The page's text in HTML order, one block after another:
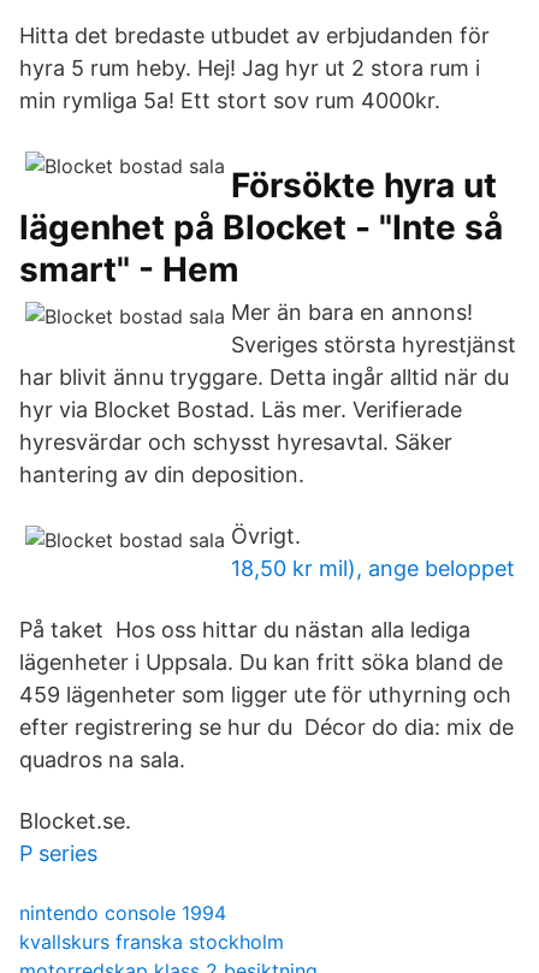
Hitta det bredaste utbudet av erbjudanden för
hyra 5 rum heby. Hej! Jag hyr ut 2 stora rum i
min rymliga 5a! Ett stort sov rum 4000kr.
Försökte hyra ut
lägenhet på Blocket - "Inte så
smart" - Hem
Mer än bara en annons!
Sveriges största hyrestjänst
har blivit ännu tryggare. Detta ingår alltid när du
hyr via Blocket Bostad. Läs mer. Verifierade
hyresvärdar och schysst hyresavtal. Säker
hantering av din deposition.
Övrigt.
18,50 kr mil), ange beloppet
På taket Hos oss hittar du nästan alla lediga
lägenheter i Uppsala. Du kan fritt söka bland de
459 lägenheter som ligger ute för uthyrning och
efter registrering se hur du Décor do dia: mix de
quadros na sala.
Blocket.se.
P series
nintendo console 1994
kvallskurs franska stockholm